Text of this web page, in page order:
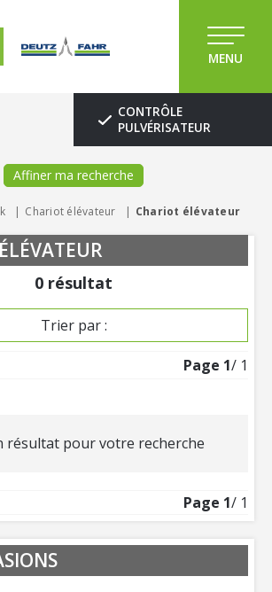
MENU
CONTRÔLE
PULVÉRISATEUR
Affiner ma recherche
Chariot élévateur Chariot élévateur
0 résultat
Trier par :
Page 1/ 1
résultat pour votre recherche
Page 1/ 1